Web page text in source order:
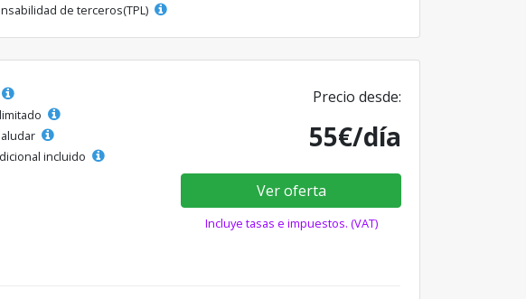
de terceros(TPL)
incluido
Precio desde:
55€/día
Ver oferta
Incluye tasas e impuestos. (VAT)